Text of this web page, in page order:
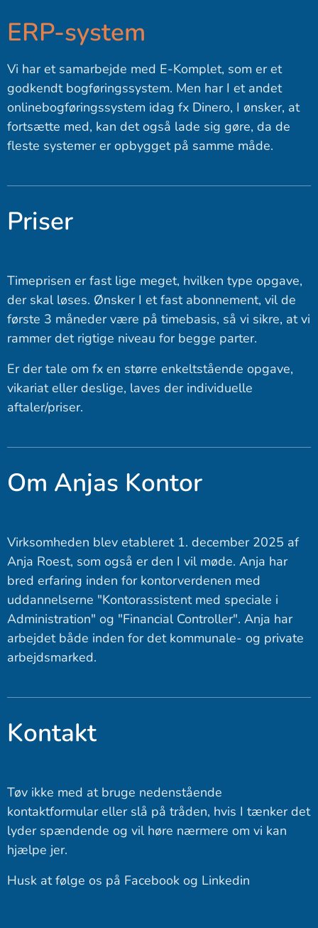
ERP-system
Vi har et samarbejde med E-Komplet, som er et
godkendt bogføringssystem. Men har I et andet
onlinebogføringssystem idag fx Dinero, I ønsker, at
fortsætte med, kan det også lade sig gøre, da de
fleste systemer er opbygget på samme måde.
Priser
Timeprisen er fast lige meget, hvilken type opgave,
der skal løses. Ønsker I et fast abonnement, vil de
første 3 måneder være på timebasis, så vi sikre, at vi
rammer det rigtige niveau for begge parter.
Er der tale om fx en større enkeltstående opgave,
vikariat eller deslige, laves der individuelle
aftaler/priser.
Om Anjas Kontor
Virksomheden blev etableret 1. december 2025 af
Anja Roest, som også er den I vil møde. Anja har
bred erfaring inden for kontorverdenen med
uddannelserne "Kontorassistent med speciale i
Administration" og "Financial Controller". Anja har
arbejdet både inden for det kommunale- og private
arbejdsmarked.
Kontakt
Tøv ikke med at bruge nedenstående
kontaktformular eller slå på tråden, hvis I tænker det
lyder spændende og vil høre nærmere om vi kan
hjælpe jer.
Husk at følge os på Facebook og Linkedin